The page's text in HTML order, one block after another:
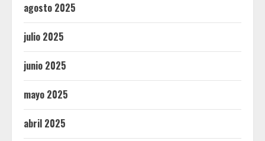
agosto 2025
julio 2025
junio 2025
mayo 2025
abril 2025